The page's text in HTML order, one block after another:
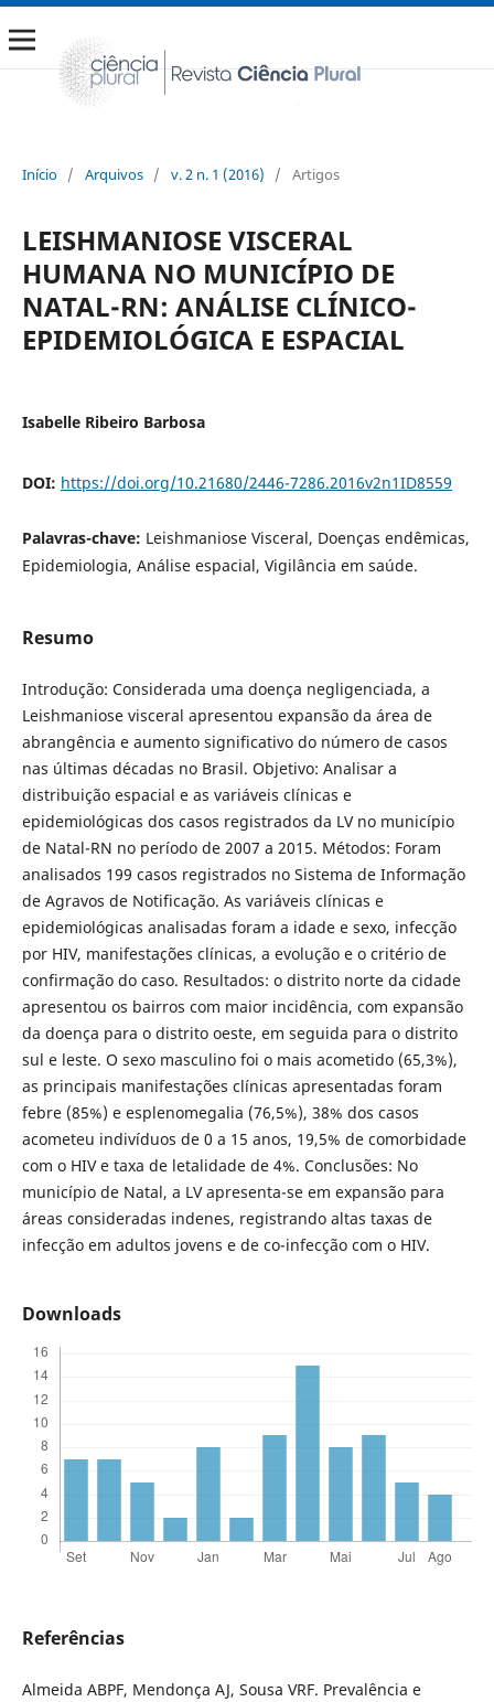
Início / Arquivos / v. 2 n. 1 (2016) / Artigos
LEISHMANIOSE VISCERAL
HUMANA NO MUNICÍPIO DE
NATAL-RN: ANÁLISE CLÍNICO-
EPIDEMIOLÓGICA E ESPACIAL
Isabelle Ribeiro Barbosa
DOI: https://doi.org/10.21680/2446-7286.2016v2n1ID8559
Palavras-chave: Leishmaniose Visceral, Doenças endêmicas,
Epidemiologia, Análise espacial, Vigilância em saúde.
Resumo
Introdução: Considerada uma doença negligenciada, a
Leishmaniose visceral apresentou expansão da área de
abrangência e aumento significativo do número de casos
nas últimas décadas no Brasil. Objetivo: Analisar a
distribuição espacial e as variáveis clínicas e
epidemiológicas dos casos registrados da LV no município
de Natal-RN no período de 2007 a 2015. Métodos: Foram
analisados 199 casos registrados no Sistema de Informação
de Agravos de Notificação. As variáveis clínicas e
epidemiológicas analisadas foram a idade e sexo, infecção
por HIV, manifestações clínicas, a evolução e o critério de
confirmação do caso. Resultados: o distrito norte da cidade
apresentou os bairros com maior incidência, com expansão
da doença para o distrito oeste, em seguida para o distrito
sul e leste. O sexo masculino foi o mais acometido (65,3%),
as principais manifestações clínicas apresentadas foram
febre (85%) e esplenomegalia (76,5%), 38% dos casos
acometeu indivíduos de 0 a 15 anos, 19,5% de comorbidade
com o HIV e taxa de letalidade de 4%. Conclusões: No
município de Natal, a LV apresenta-se em expansão para
áreas consideradas indenes, registrando altas taxas de
infecção em adultos jovens e de co-infecção com o HIV.
Downloads
Referências
Almeida ABPF, Mendonça AJ, Sousa VRF. Prevalência e